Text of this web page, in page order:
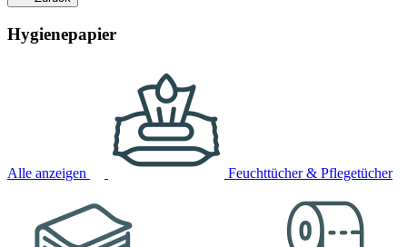
Hygienepapier
Alle anzeigen Feuchttücher & Pflegetücher